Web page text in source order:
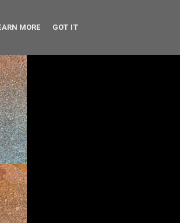
MORE GOT IT